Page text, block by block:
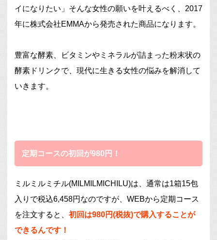
イになりたい」そんな女性の願いを叶えるべく、2017
年に株式会社EMMAから発売された商品になります。
豊富な酵素、ビタミンやミネラルが詰まった粉末状の
酵素ドリンクで、現代に生きる女性の悩みを解消して
いきます。
定期コースの初回が980円！
ミルミルミチル(MILMILMICHILU)は、通常は1箱15包
入りで税込6,458円なのですが、WEBから定期コース
を注文すると、 初回は980円(税抜)で購入することが
できるんです！